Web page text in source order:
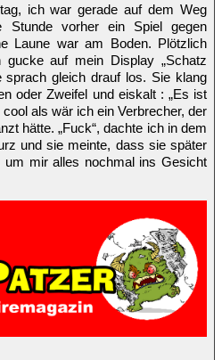
ich war gerade auf dem Weg
Stunde vorher ein Spiel gegen
Laune war am Boden. Plötzlich
gucke auf mein Display „Schatz
sprach gleich drauf los. Sie klang
oder Zweifel und eiskalt : „Es ist
als wär ich ein Verbrecher, der
hätte. „Fuck“, dachte ich in dem
und sie meinte, dass sie später
um mir alles nochmal ins Gesicht